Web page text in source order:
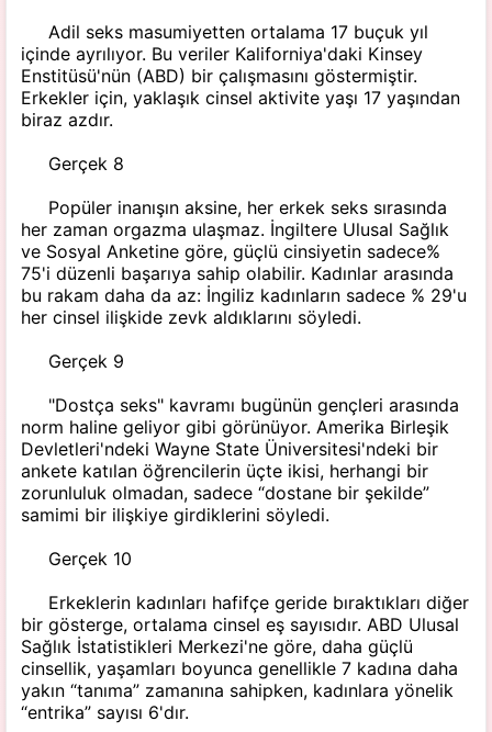
Adil seks masumiyetten ortalama 17 buçuk yıl
içinde ayrılıyor. Bu veriler Kaliforniya'daki Kinsey
Enstitüsü'nün (ABD) bir çalışmasını göstermiştir.
Erkekler için, yaklaşık cinsel aktivite yaşı 17 yaşından
biraz azdır.
Gerçek 8
Popüler inanışın aksine, her erkek seks sırasında
her zaman orgazma ulaşmaz. İngiltere Ulusal Sağlık
ve Sosyal Anketine göre, güçlü cinsiyetin sadece%
75'i düzenli başarıya sahip olabilir. Kadınlar arasında
bu rakam daha da az: İngiliz kadınların sadece % 29'u
her cinsel ilişkide zevk aldıklarını söyledi.
Gerçek 9
"Dostça seks" kavramı bugünün gençleri arasında
norm haline geliyor gibi görünüyor. Amerika Birleşik
Devletleri'ndeki Wayne State Üniversitesi'ndeki bir
ankete katılan öğrencilerin üçte ikisi, herhangi bir
zorunluluk olmadan, sadece “dostane bir şekilde”
samimi bir ilişkiye girdiklerini söyledi.
Gerçek 10
Erkeklerin kadınları hafifçe geride bıraktıkları diğer
bir gösterge, ortalama cinsel eş sayısıdır. ABD Ulusal
Sağlık İstatistikleri Merkezi'ne göre, daha güçlü
cinsellik, yaşamları boyunca genellikle 7 kadına daha
yakın “tanıma” zamanına sahipken, kadınlara yönelik
“entrika” sayısı 6'dır.